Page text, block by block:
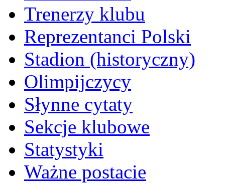
Trenerzy klubu
Reprezentanci Polski
Stadion (historyczny)
Olimpijczycy
Słynne cytaty
Sekcje klubowe
Statystyki
Ważne postacie